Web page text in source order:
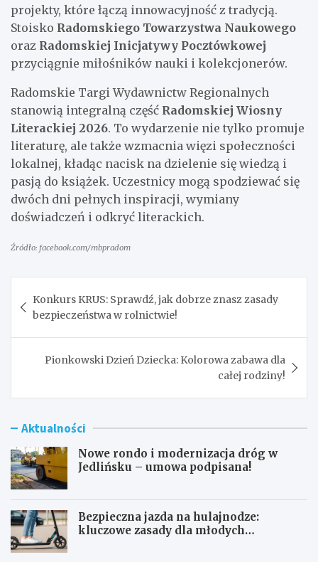
projekty, które łączą innowacyjność z tradycją.
Stoisko Radomskiego Towarzystwa Naukowego
oraz Radomskiej Inicjatywy Pocztówkowej
przyciągnie miłośników nauki i kolekcjonerów.
Radomskie Targi Wydawnictw Regionalnych
stanowią integralną część Radomskiej Wiosny
Literackiej 2026. To wydarzenie nie tylko promuje
literaturę, ale także wzmacnia więzi społeczności
lokalnej, kładąc nacisk na dzielenie się wiedzą i
pasją do książek. Uczestnicy mogą spodziewać się
dwóch dni pełnych inspiracji, wymiany
doświadczeń i odkryć literackich.
Źródło: facebook.com/mbpradom
wpisu
Konkurs KRUS: Sprawdź, jak dobrze znasz zasady
bezpieczeństwa w rolnictwie!
Pionkowski Dzień Dziecka: Kolorowa zabawa dla
całej rodziny!
Aktualności
Nowe rondo i modernizacja dróg w
Jedlińsku – umowa podpisana!
Bezpieczna jazda na hulajnodze:
kluczowe zasady dla młodych